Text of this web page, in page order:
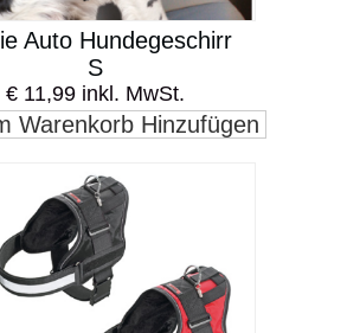
Auto Hundegeschirr
S
€ 11,99 inkl. MwSt.
Warenkorb Hinzufügen